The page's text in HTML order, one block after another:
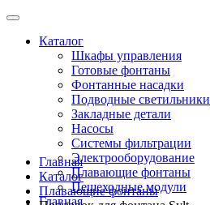
Каталог
Шкафы управления
Готовые фонтаны
Фонтанные насадки
Подводные светильники
Закладные детали
Насосы
Системы фильтрации
Электрооборудование
Плавающие фонтаны
Пешеходные модули
Главная
Главная
Каталог
Плавающие фонтаны